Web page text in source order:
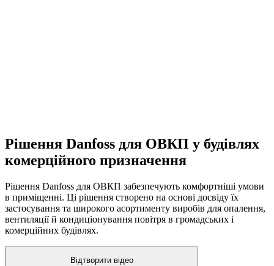
Рішення Danfoss для ОВКП у будівлях
комерційного призначення
Рішення Danfoss для ОВКП забезпечують комфортніші умови
в приміщенні. Ці рішення створено на основі досвіду їх
застосування та широкого асортименту виробів для опалення,
вентиляції й кондиціонування повітря в громадських і
комерційних будівлях.
Відтворити відео